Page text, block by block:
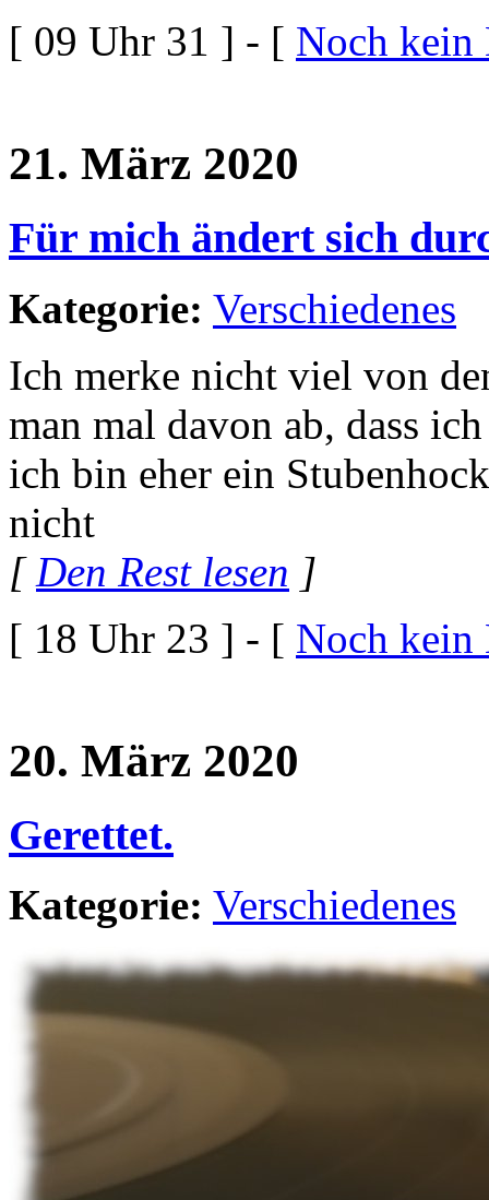
[ 09 Uhr 31 ] - [ Noch kein
21. März 2020
Für mich ändert sich
Kategorie: Verschiedenes
Ich merke nicht viel von
man mal davon ab, dass
ich bin eher ein
nicht
[Den Rest lesen ]
[ 18 Uhr 23 ] - [ Noch kein
20. März 2020
Gerettet.
Kategorie: Verschiedenes